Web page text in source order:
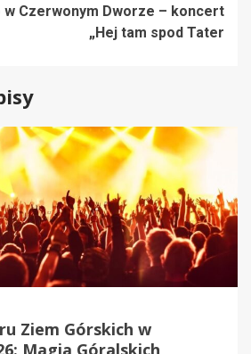
w Czerwonym Dworze – koncert
„Hej tam spod Tater
Ziem Górskich w